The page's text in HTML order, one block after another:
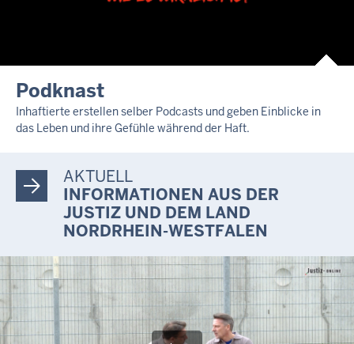
Podknast
Inhaftierte erstellen selber Podcasts und geben Einblicke in
das Leben und ihre Gefühle während der Haft.
AKTUELL
INFORMATIONEN AUS DER
JUSTIZ UND DEM LAND
NORDRHEIN-WESTFALEN